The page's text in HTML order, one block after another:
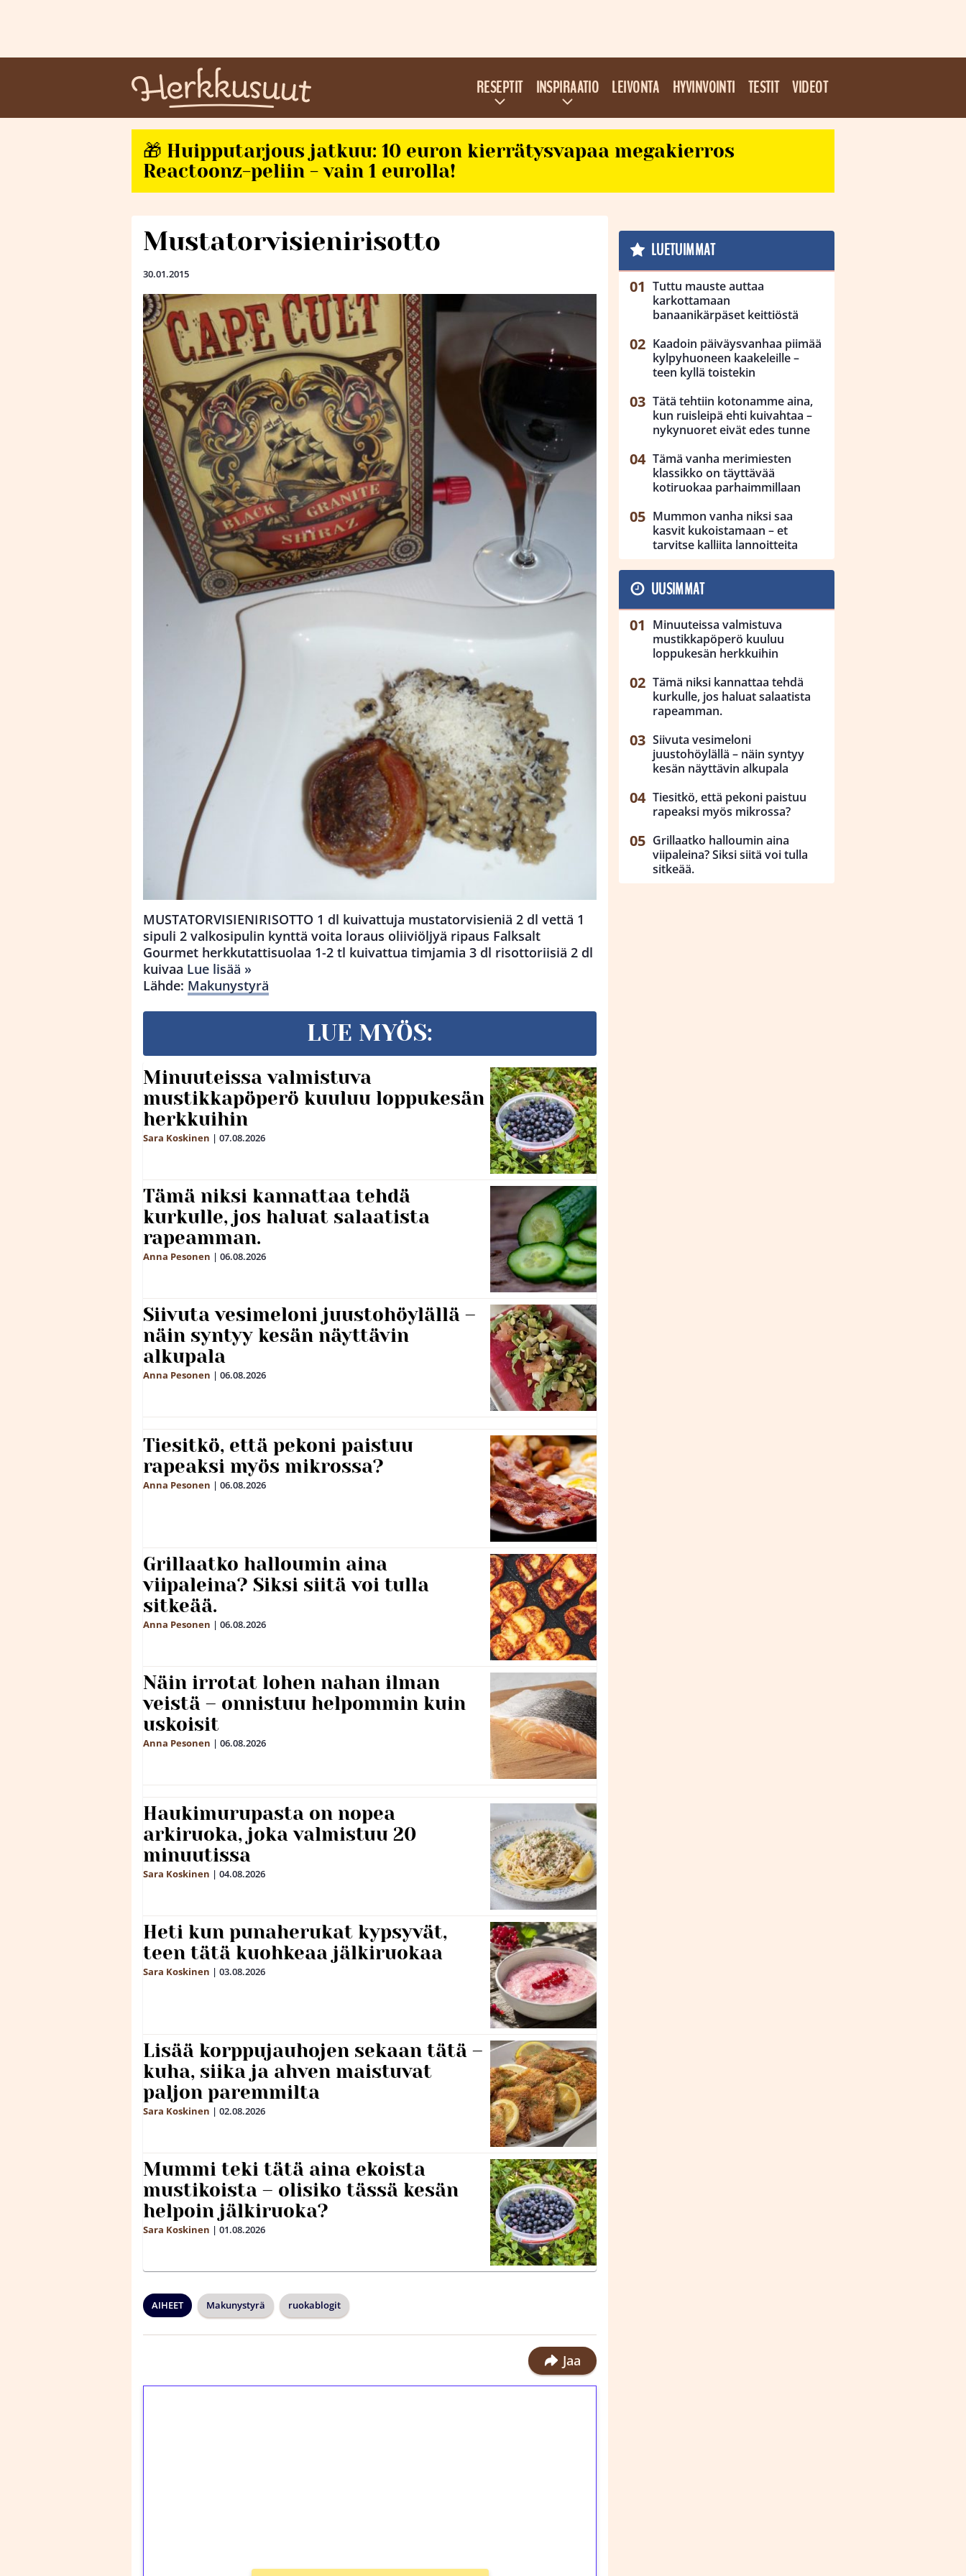
RESEPTIT INSPIRAATIO LEIVONTA HYVINVOINTI TESTIT VIDEOT
🎁 Huipputarjous jatkuu: 10 euron kierrätysvapaa megakierros
Reactoonz-peliin - vain 1 eurolla!
Mustatorvisienirisotto
30.01.2015
MUSTATORVISIENIRISOTTO 1 dl kuivattuja mustatorvisieniä 2 dl vettä 1
sipuli 2 valkosipulin kynttä voita loraus oliiviöljyä ripaus Falksalt
Gourmet herkkutattisuolaa 1-2 tl kuivattua timjamia 3 dl risottoriisiä 2 dl
kuivaa Lue lisää »
Lähde: Makunystyrä
LUE MYÖS:
Minuuteissa valmistuva
mustikkapöperö kuuluu loppukesän
herkkuihin
Sara Koskinen | 07.08.2026
Tämä niksi kannattaa tehdä
kurkulle, jos haluat salaatista
rapeamman.
Anna Pesonen | 06.08.2026
Siivuta vesimeloni juustohöylällä –
näin syntyy kesän näyttävin
alkupala
Anna Pesonen | 06.08.2026
Tiesitkö, että pekoni paistuu
rapeaksi myös mikrossa?
Anna Pesonen | 06.08.2026
Grillaatko halloumin aina
viipaleina? Siksi siitä voi tulla
sitkeää.
Anna Pesonen | 06.08.2026
Näin irrotat lohen nahan ilman
veistä – onnistuu helpommin kuin
uskoisit
Anna Pesonen | 06.08.2026
Haukimurupasta on nopea
arkiruoka, joka valmistuu 20
minuutissa
Sara Koskinen | 04.08.2026
Heti kun punaherukat kypsyvät,
teen tätä kuohkeaa jälkiruokaa
Sara Koskinen | 03.08.2026
Lisää korppujauhojen sekaan tätä –
kuha, siika ja ahven maistuvat
paljon paremmilta
Sara Koskinen | 02.08.2026
Mummi teki tätä aina ekoista
mustikoista – olisiko tässä kesän
helpoin jälkiruoka?
Sara Koskinen | 01.08.2026
AIHEET Makunystyrä ruokablogit
Jaa
LUETUIMMAT
Tuttu mauste auttaa
karkottamaan
banaanikärpäset keittiöstä
Kaadoin päiväysvanhaa piimää
kylpyhuoneen kaakeleille –
teen kyllä toistekin
Tätä tehtiin kotonamme aina,
kun ruisleipä ehti kuivahtaa –
nykynuoret eivät edes tunne
Tämä vanha merimiesten
klassikko on täyttävää
kotiruokaa parhaimmillaan
Mummon vanha niksi saa
kasvit kukoistamaan – et
tarvitse kalliita lannoitteita
UUSIMMAT
Minuuteissa valmistuva
mustikkapöperö kuuluu
loppukesän herkkuihin
Tämä niksi kannattaa tehdä
kurkulle, jos haluat salaatista
rapeamman.
Siivuta vesimeloni
juustohöylällä – näin syntyy
kesän näyttävin alkupala
Tiesitkö, että pekoni paistuu
rapeaksi myös mikrossa?
Grillaatko halloumin aina
viipaleina? Siksi siitä voi tulla
sitkeää.